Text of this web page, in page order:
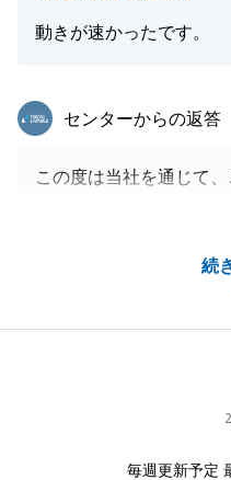
動きが速かったです。
続
東急リバブル
センターからの返答
この度は当社を通じて
てスムーズにお取引が
したこと、嬉しく思いま
またの機会がございま
毎週更新予定